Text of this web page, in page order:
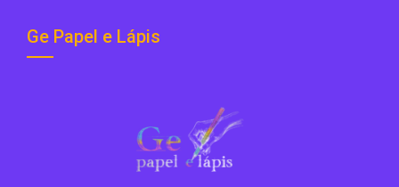
Ge Papel e Lápis